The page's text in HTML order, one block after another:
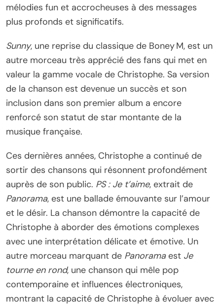
mélodies fun et accrocheuses à des messages
plus profonds et significatifs.
Sunny, une reprise du classique de Boney M, est un
autre morceau très apprécié des fans qui met en
valeur la gamme vocale de Christophe. Sa version
de la chanson est devenue un succès et son
inclusion dans son premier album a encore
renforcé son statut de star montante de la
musique française.
Ces dernières années, Christophe a continué de
sortir des chansons qui résonnent profondément
auprès de son public. PS : Je t’aime, extrait de
Panorama, est une ballade émouvante sur l’amour
et le désir. La chanson démontre la capacité de
Christophe à aborder des émotions complexes
avec une interprétation délicate et émotive. Un
autre morceau marquant de Panoramaest Je
tourne en rond, une chanson qui mêle pop
contemporaine et influences électroniques,
montrant la capacité de Christophe à évoluer avec